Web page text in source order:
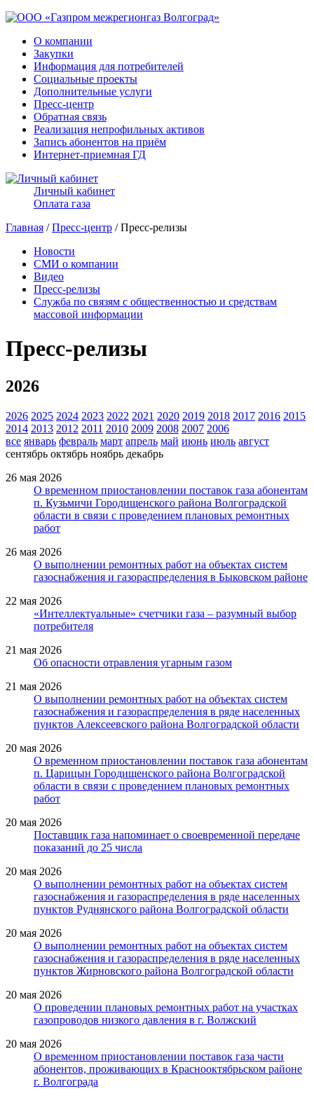
О компании
Закупки
Информация для потребителей
Социальные проекты
Дополнительные услуги
Пресс-центр
Обратная связь
Реализация непрофильных активов
Запись абонентов на приём
Интернет-приемная ГД
Личный кабинет
Оплата газа
Главная /Пресс-центр / Пресс-релизы
Новости
СМИ о компании
Видео
Пресс-релизы
Служба по связям с общественностью и средствам
массовой информации
Пресс-релизы
2026
2026 2025 2024 2023 2022 2021 2020 2019 2018 2017 2016 2015
2014 2013 2012 2011 2010 2009 2008 2007 2006
все январь февраль март апрель май июнь июль август
сентябрь октябрь ноябрь декабрь
26 мая 2026
О временном приостановлении поставок газа абонентам
п. Кузьмичи Городищенского района Волгоградской
области в связи с проведением плановых ремонтных
работ
26 мая 2026
О выполнении ремонтных работ на объектах систем
газоснабжения и газораспределения в Быковском районе
22 мая 2026
«Интеллектуальные» счетчики газа – разумный выбор
потребителя
21 мая 2026
Об опасности отравления угарным газом
21 мая 2026
О выполнении ремонтных работ на объектах систем
газоснабжения и газораспределения в ряде населенных
пунктов Алексеевского района Волгоградской области
20 мая 2026
О временном приостановлении поставок газа абонентам
п. Царицын Городищенского района Волгоградской
области в связи с проведением плановых ремонтных
работ
20 мая 2026
Поставщик газа напоминает о своевременной передаче
показаний до 25 числа
20 мая 2026
О выполнении ремонтных работ на объектах систем
газоснабжения и газораспределения в ряде населенных
пунктов Руднянского района Волгоградской области
20 мая 2026
О выполнении ремонтных работ на объектах систем
газоснабжения и газораспределения в ряде населенных
пунктов Жирновского района Волгоградской области
20 мая 2026
О проведении плановых ремонтных работ на участках
газопроводов низкого давления в г. Волжский
20 мая 2026
О временном приостановлении поставок газа части
абонентов, проживающих в Краснооктябрьском районе
г. Волгограда